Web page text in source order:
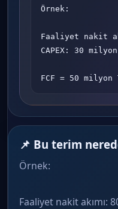
Örnek:
Faaliyet nakit
CAPEX: 30
FCF = 50 milyon
📌 Bu terim
Örnek:
Faaliyet nakit akımı: